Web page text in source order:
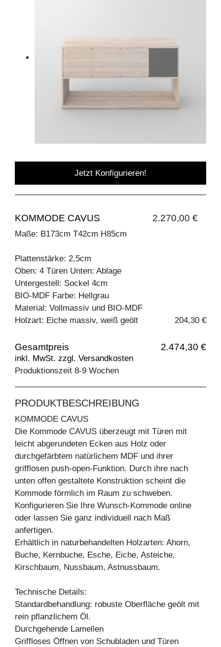
Jetzt Konfigurieren!
KOMMODE CAVUS 2.270,00 €
Maße: B173cm T42cm H85cm
Plattenstärke: 2,5cm
Oben: 4 Türen Unten: Ablage
Untergestell: Sockel 4cm
BIO-MDF Farbe: Hellgrau
Material: Vollmassiv und BIO-MDF
Holzart: Eiche massiv, weiß geölt
204,30 €
Gesamtpreis 2.474,30 €
inkl. MwSt. zzgl. Versandkosten
Produktionszeit 8-9 Wochen
PRODUKTBESCHREIBUNG
KOMMODE CAVUS
Die Kommode CAVUS überzeugt mit Türen mit
leicht abgerundeten Ecken aus Holz oder
durchgefärbtem natürlichem MDF und ihrer
grifflosen push-open-Funktion. Durch ihre nach
unten offen gestaltete Konstruktion scheint die
Kommode förmlich im Raum zu schweben.
Konfigurieren Sie Ihre Wunsch-Kommode online
oder lassen Sie ganz individuell nach Maß
anfertigen.
Erhältlich in naturbehandelten Holzarten: Ahorn,
Buche, Kernbuche, Esche, Eiche, Asteiche,
Kirschbaum, Nussbaum, Astnussbaum.
Technische Details:
Standardbehandlung: robuste Oberfläche geölt mit
rein pflanzlichem Öl.
Durchgehende Lamellen
Griffloses Öffnen von Schubladen und Türen